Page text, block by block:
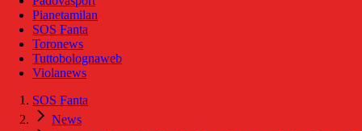
Pianetamilan
SOS Fanta
Toronews
Tuttobolognaweb
Violanews
SOS Fanta
News